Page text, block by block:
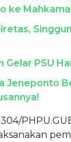
ke
Gelar PSU
Jeneponto